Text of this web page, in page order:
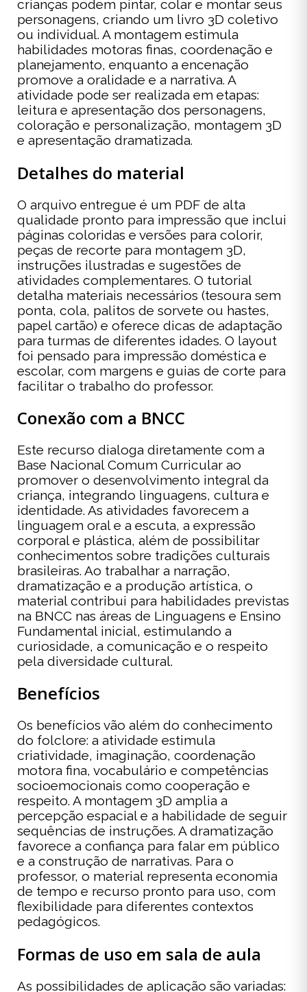
crianças podem pintar, colar e montar seus
personagens, criando um livro 3D coletivo
ou individual. A montagem estimula
habilidades motoras finas, coordenação e
planejamento, enquanto a encenação
promove a oralidade e a narrativa. A
atividade pode ser realizada em etapas:
leitura e apresentação dos personagens,
coloração e personalização, montagem 3D
e apresentação dramatizada.
Detalhes do material
O arquivo entregue é um PDF de alta
qualidade pronto para impressão que inclui
páginas coloridas e versões para colorir,
peças de recorte para montagem 3D,
instruções ilustradas e sugestões de
atividades complementares. O tutorial
detalha materiais necessários (tesoura sem
ponta, cola, palitos de sorvete ou hastes,
papel cartão) e oferece dicas de adaptação
para turmas de diferentes idades. O layout
foi pensado para impressão doméstica e
escolar, com margens e guias de corte para
facilitar o trabalho do professor.
Conexão com a BNCC
Este recurso dialoga diretamente com a
Base Nacional Comum Curricular ao
promover o desenvolvimento integral da
criança, integrando linguagens, cultura e
identidade. As atividades favorecem a
linguagem oral e a escuta, a expressão
corporal e plástica, além de possibilitar
conhecimentos sobre tradições culturais
brasileiras. Ao trabalhar a narração,
dramatização e a produção artística, o
material contribui para habilidades previstas
na BNCC nas áreas de Linguagens e Ensino
Fundamental inicial, estimulando a
curiosidade, a comunicação e o respeito
pela diversidade cultural.
Benefícios
Os benefícios vão além do conhecimento
do folclore: a atividade estimula
criatividade, imaginação, coordenação
motora fina, vocabulário e competências
socioemocionais como cooperação e
respeito. A montagem 3D amplia a
percepção espacial e a habilidade de seguir
sequências de instruções. A dramatização
favorece a confiança para falar em público
e a construção de narrativas. Para o
professor, o material representa economia
de tempo e recurso pronto para uso, com
flexibilidade para diferentes contextos
pedagógicos.
Formas de uso em sala de aula
As possibilidades de aplicação são variadas: